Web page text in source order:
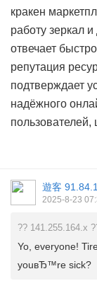
кракен
работу зеркал
отвечает
репутация
подтверждает
надёжного
пользователей,
遊客
2025-8-23
?? 141.255.164.x
Yo, everyone!
youвЂ™re sick?